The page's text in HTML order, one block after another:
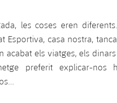
les coses eren
Esportiva, casa nostra,
acabat els viatges, els
preferit explicar-nos